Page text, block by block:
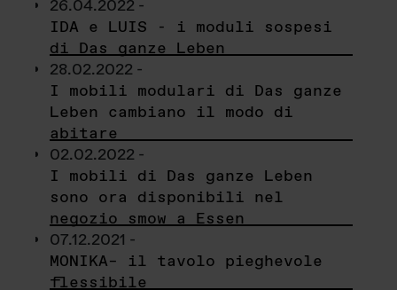
26.04.2022 -
IDA e LUIS - i moduli sospesi
di Das ganze Leben
28.02.2022 -
I mobili modulari di Das ganze
Leben cambiano il modo di
abitare
02.02.2022 -
I mobili di Das ganze Leben
sono ora disponibili nel
negozio smow a Essen
07.12.2021 -
MONIKA– il tavolo pieghevole
flessibile